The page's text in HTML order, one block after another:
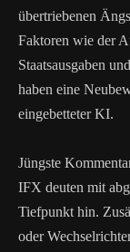
übertriebenen
Faktoren wie der
Staatsausgaben
haben eine
eingebetteter KI.
Jüngste
IFX deuten mit
Tiefpunkt hin.
oder